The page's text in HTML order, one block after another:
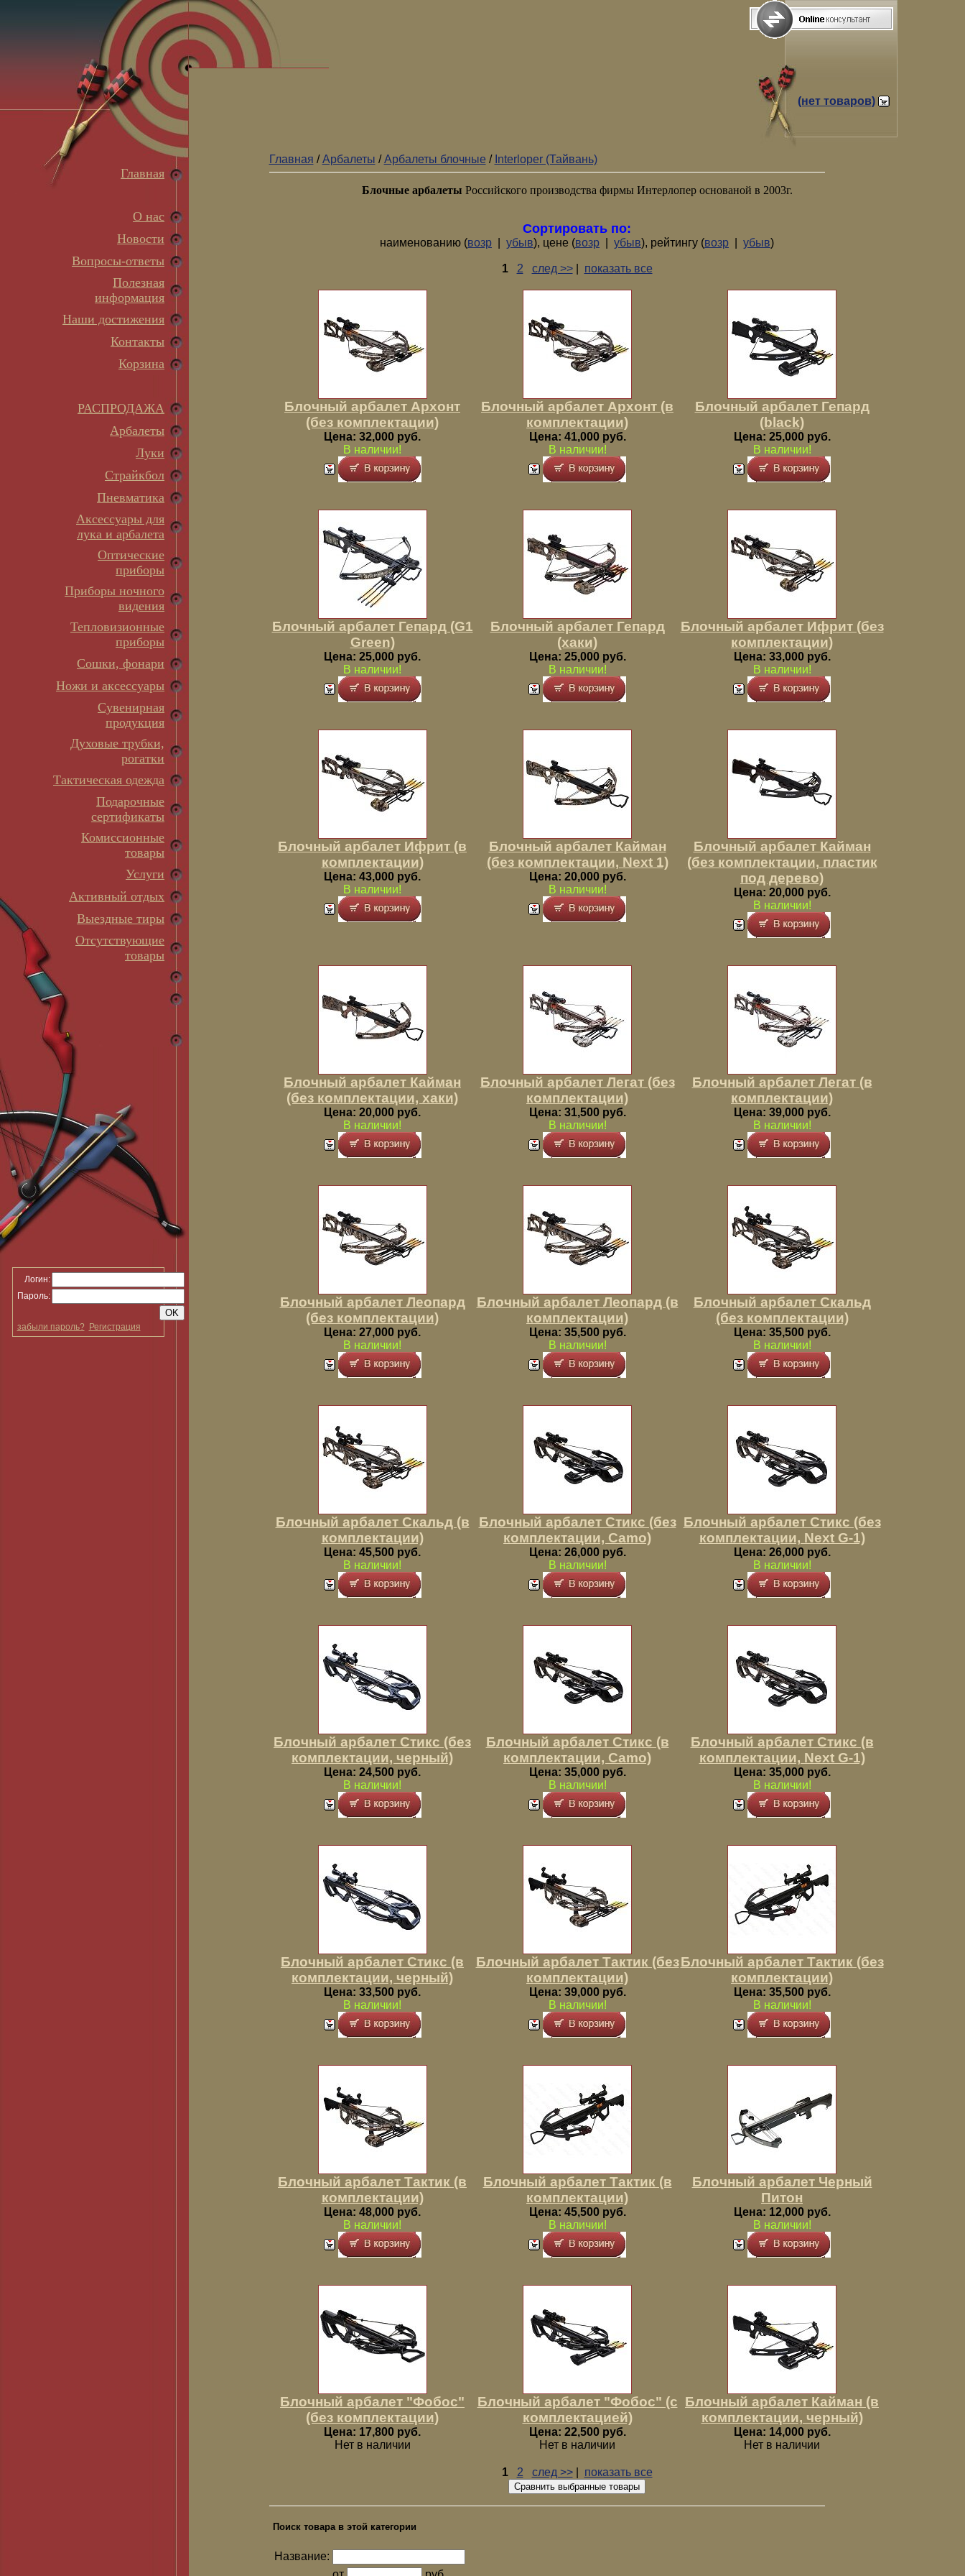
Главная
О нас
Новости
Вопросы-ответы
Полезная
информация
Наши достижения
Контакты
Корзина
РАСПРОДАЖА
Арбалеты
Луки
Страйкбол
Пневматика
Аксессуары для
лука и арбалета
Оптические
приборы
Приборы ночного
видения
Тепловизионные
приборы
Сошки, фонари
Ножи и аксессуары
Сувенирная
продукция
Духовые трубки,
рогатки
Тактическая одежда
Подарочные
сертификаты
Комиссионные
товары
Услуги
Активный отдых
Выездные тиры
Отсутствующие
товары
Логин:
Пароль:
забыли пароль? Регистрация
(нет товаров)
Главная /Арбалеты /Арбалеты блочные / Interloper (Тайвань)
Блочные арбалеты Российского производства фирмы Интерлопер основаной в 2003г.
Сортировать по:
наименованию (возр убыв), цене (возр убыв), рейтингу (возр убыв)
1 2 след >>| показать все
Блочный арбалет Архонт
(без комплектации)
Цена: 32,000 руб.
В наличии!
Блочный арбалет Архонт (в
комплектации)
Цена: 41,000 руб.
В наличии!
Блочный арбалет Гепард
(black)
Цена: 25,000 руб.
В наличии!
Блочный арбалет Гепард (G1
Green)
Цена: 25,000 руб.
В наличии!
Блочный арбалет Гепард
(хаки)
Цена: 25,000 руб.
В наличии!
Блочный арбалет Ифрит (без
комплектации)
Цена: 33,000 руб.
В наличии!
Блочный арбалет Ифрит (в
комплектации)
Цена: 43,000 руб.
В наличии!
Блочный арбалет Кайман
(без комплектации, Next 1)
Цена: 20,000 руб.
В наличии!
Блочный арбалет Кайман
(без комплектации, пластик
под дерево)
Цена: 20,000 руб.
В наличии!
Блочный арбалет Кайман
(без комплектации, хаки)
Цена: 20,000 руб.
В наличии!
Блочный арбалет Легат (без
комплектации)
Цена: 31,500 руб.
В наличии!
Блочный арбалет Легат (в
комплектации)
Цена: 39,000 руб.
В наличии!
Блочный арбалет Леопард
(без комплектации)
Цена: 27,000 руб.
В наличии!
Блочный арбалет Леопард (в
комплектации)
Цена: 35,500 руб.
В наличии!
Блочный арбалет Скальд
(без комплектации)
Цена: 35,500 руб.
В наличии!
Блочный арбалет Скальд (в
комплектации)
Цена: 45,500 руб.
В наличии!
Блочный арбалет Стикс (без
комплектации, Camo)
Цена: 26,000 руб.
В наличии!
Блочный арбалет Стикс (без
комплектации, Next G-1)
Цена: 26,000 руб.
В наличии!
Блочный арбалет Стикс (без
комплектации, черный)
Цена: 24,500 руб.
В наличии!
Блочный арбалет Стикс (в
комплектации, Camo)
Цена: 35,000 руб.
В наличии!
Блочный арбалет Стикс (в
комплектации, Next G-1)
Цена: 35,000 руб.
В наличии!
Блочный арбалет Стикс (в
комплектации, черный)
Цена: 33,500 руб.
В наличии!
Блочный арбалет Тактик (без
комплектации)
Цена: 39,000 руб.
В наличии!
Блочный арбалет Тактик (без
комплектации)
Цена: 35,500 руб.
В наличии!
Блочный арбалет Тактик (в
комплектации)
Цена: 48,000 руб.
В наличии!
Блочный арбалет Тактик (в
комплектации)
Цена: 45,500 руб.
В наличии!
Блочный арбалет Черный
Питон
Цена: 12,000 руб.
В наличии!
Блочный арбалет "Фобос"
(без комплектации)
Цена: 17,800 руб.
Нет в наличии
Блочный арбалет "Фобос" (с
комплектацией)
Цена: 22,500 руб.
Нет в наличии
Блочный арбалет Кайман (в
комплектации, черный)
Цена: 14,000 руб.
Нет в наличии
1 2 след >>| показать все
Поиск товара в этой категории
Название: